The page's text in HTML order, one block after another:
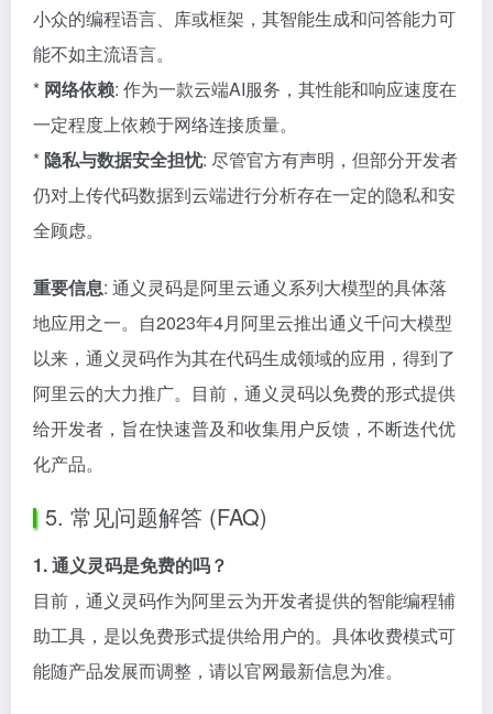
小众的编程语言、库或框架，其智能生成和问答能力可
能不如主流语言。
* 网络依赖: 作为一款云端AI服务，其性能和响应速度在
一定程度上依赖于网络连接质量。
* 隐私与数据安全担忧: 尽管官方有声明，但部分开发者
仍对上传代码数据到云端进行分析存在一定的隐私和安
全顾虑。
重要信息: 通义灵码是阿里云通义系列大模型的具体落
地应用之一。自2023年4月阿里云推出通义千问大模型
以来，通义灵码作为其在代码生成领域的应用，得到了
阿里云的大力推广。目前，通义灵码以免费的形式提供
给开发者，旨在快速普及和收集用户反馈，不断迭代优
化产品。
5. 常见问题解答 (FAQ)
1. 通义灵码是免费的吗？
目前，通义灵码作为阿里云为开发者提供的智能编程辅
助工具，是以免费形式提供给用户的。具体收费模式可
能随产品发展而调整，请以官网最新信息为准。